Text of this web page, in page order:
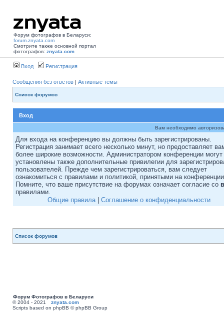
Форум фотографов в Беларуси:
forum.znyata.com
Смотрите также основной портал
фотографов: znyata.com
Вход Регистрация
Сообщения без ответов | Активные темы
Список форумов
Вход
Вам необходимо
Для входа на конференцию вы должны быть зарегистрированы.
Регистрация занимает всего несколько минут, но предоставляет
более широкие возможности. Администратором конференции
установлены также дополнительные привилегии для
пользователей. Прежде чем зарегистрироваться, вам следует
ознакомиться с правилами и политикой, принятыми на
Помните, что ваше присутствие на форумах означает согласие со
правилами.
Общие правила| Соглашение о конфиденциальности
Список форумов
Форум Фотографов в Беларуси
© 2004 - 2021 znyata.com
Scripts based on phpBB © phpBB Group